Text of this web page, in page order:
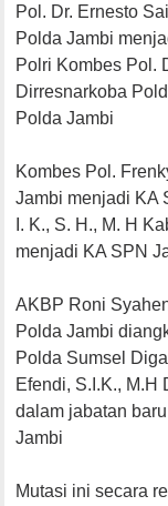
Pol. Dr. Ernesto
Polda Jambi
Polri Kombes Pol.
Dirresnarkoba
Polda Jambi
Kombes Pol.
Jambi menjadi KA
I. K., S. H., M. H
menjadi KA SPN
AKBP Roni
Polda Jambi
Polda Sumsel
Efendi, S.I.K.,
dalam jabatan
Jambi
Mutasi ini secara